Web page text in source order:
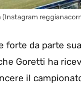
(Instagram
forte da parte
Goretti ha
il